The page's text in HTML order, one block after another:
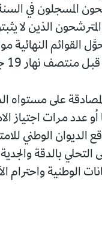
في السنة
الذين لا
القوائم
نهار 19 جانفي 2026.
على مستواه
عدد مرات اجتياز
الديوان الوطني
بالدقة
الوطنية واحترام